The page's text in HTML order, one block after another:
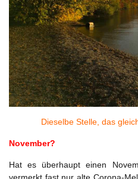
Dieselbe Stelle, das
November?
Hat es überhaupt einen